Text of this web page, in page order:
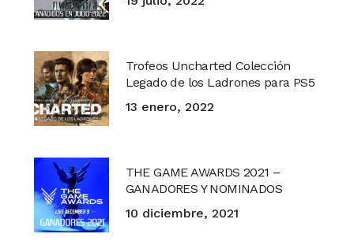
Trofeos Uncharted Colección
Legado de los Ladrones para PS5
13 enero, 2022
THE GAME AWARDS 2021 –
GANADORES Y NOMINADOS
10 diciembre, 2021